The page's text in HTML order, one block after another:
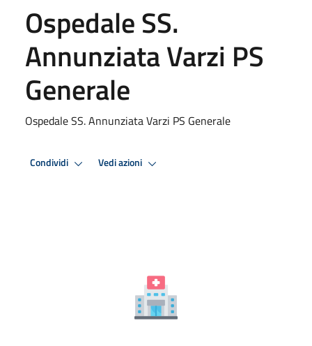
Ospedale SS.
Annunziata Varzi PS
Generale
Ospedale SS. Annunziata Varzi PS Generale
Condividi Vedi azioni